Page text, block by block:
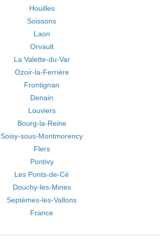
Houilles
Soissons
Laon
Orvault
La Valette-du-Var
Ozoir-la-Ferrière
Frontignan
Denain
Louviers
Bourg-la-Reine
Soisy-sous-Montmorency
Flers
Pontivy
Les Ponts-de-Cé
Douchy-les-Mines
Septèmes-les-Vallons
France